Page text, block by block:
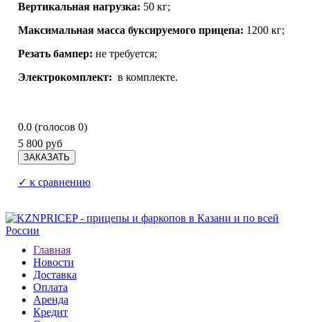
Вертикальная нагрузка: 50 кг;
Максимальная масса буксируемого прицепа: 1200 кг;
Резать бампер: не требуется;
Электрокомплект: в комплекте.
0.0 (голосов 0)
5 800 руб
✓ к сравнению
Главная
Новости
Доставка
Оплата
Аренда
Кредит